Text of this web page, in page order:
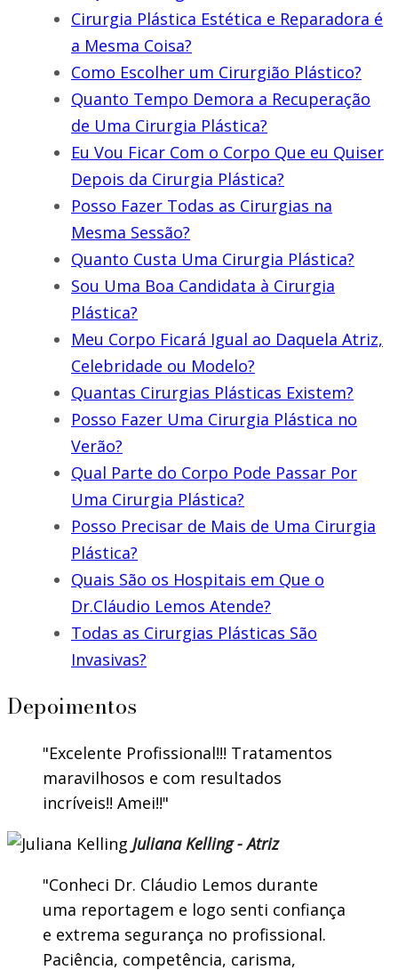
Cirurgia Plástica Estética e Reparadora é
a Mesma Coisa?
Como Escolher um Cirurgião Plástico?
Quanto Tempo Demora a Recuperação
de Uma Cirurgia Plástica?
Eu Vou Ficar Com o Corpo Que eu Quiser
Depois da Cirurgia Plástica?
Posso Fazer Todas as Cirurgias na
Mesma Sessão?
Quanto Custa Uma Cirurgia Plástica?
Sou Uma Boa Candidata à Cirurgia
Plástica?
Meu Corpo Ficará Igual ao Daquela Atriz,
Celebridade ou Modelo?
Quantas Cirurgias Plásticas Existem?
Posso Fazer Uma Cirurgia Plástica no
Verão?
Qual Parte do Corpo Pode Passar Por
Uma Cirurgia Plástica?
Posso Precisar de Mais de Uma Cirurgia
Plástica?
Quais São os Hospitais em Que o
Dr.Cláudio Lemos Atende?
Todas as Cirurgias Plásticas São
Invasivas?
Depoimentos
Excelente Profissional!!! Tratamentos
maravilhosos e com resultados
incríveis!! Amei!!
Juliana Kelling - Atriz
Conheci Dr. Cláudio Lemos durante
uma reportagem e logo senti confiança
e extrema segurança no profissional.
Paciência, competência, carisma,